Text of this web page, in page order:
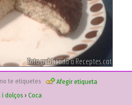
te etiquetes
Afegir etiqueta
i dolços › Coca